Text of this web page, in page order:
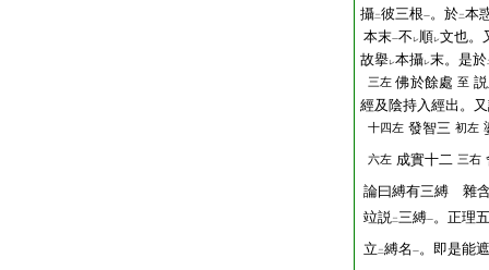
攝二彼三根一。於二本
本末一不 レ順レ文也。
故擧レ本攝レ末。是於
三左 佛於餘處 至
經及陰持入經出。
十四左 發智三 初左
六左 成實十二 三右
論曰縛有三縛 雜
竝説二三縛一。正理
立 二縛名 一。即是能遮